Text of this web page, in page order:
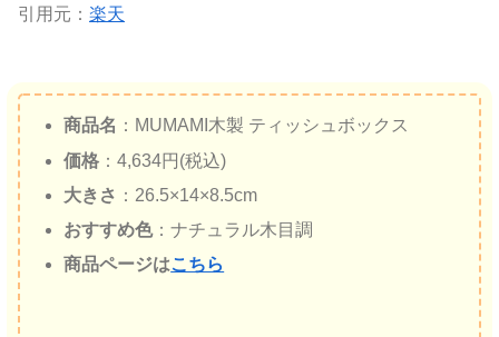
引用元： 楽天
商品名 ：MUMAMI木製 ティッシュボックス
価格 ：4,634円(税込)
大きさ ：26.5×14×8.5cm
おすすめ色：ナチュラル木目調
商品ページはこちら